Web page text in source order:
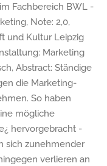
Fachbereich BWL -
Note: 2,0,
und Kultur Leipzig
Marketing
Abstract: Ständige
die Marketing-
So haben
mögliche
hervorgebracht -
sich zunehmender
verlieren an